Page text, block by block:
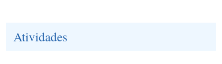
Atividades